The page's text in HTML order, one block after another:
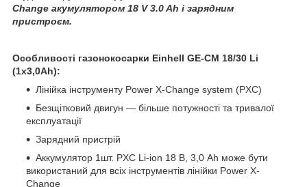
Change акумулятором 18 V 3.0 Ah і зарядним
пристроєм.
Особливості газонокосарки Einhell GE-CM 18/30 Li
(1x3,0Ah):
Лінійка інструменту Power X-Change system (PXC)
Безщітковий двигун — більше потужності та тривалої
експлуатації
Зарядний пристрій
Аккумулятор 1шт. PXC Li-ion 18 В, 3,0 Аh може бути
використаний для всіх інструментів лінійки Power X-
Change